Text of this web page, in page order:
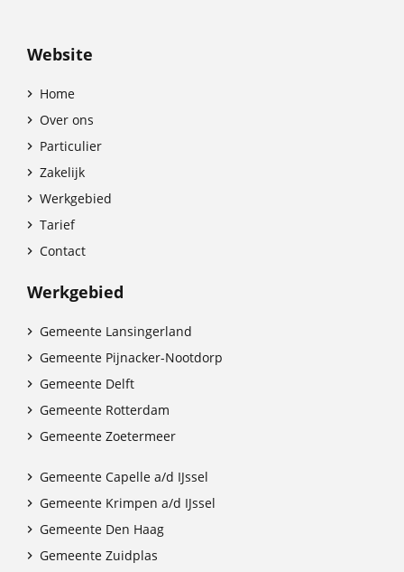
Website
 Home
 Over ons
 Particulier
 Zakelijk
 Werkgebied
 Tarief
 Contact
Werkgebied
 Gemeente Lansingerland
 Gemeente Pijnacker-Nootdorp
 Gemeente Delft
 Gemeente Rotterdam
 Gemeente Zoetermeer
 Gemeente Capelle a/d IJssel
 Gemeente Krimpen a/d IJssel
 Gemeente Den Haag
 Gemeente Zuidplas